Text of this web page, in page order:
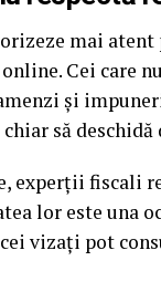
mai
Cei care
și
să
experții fiscali
lor este una
vizați pot